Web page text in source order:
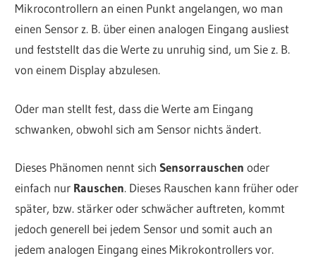
Mikrocontrollern an einen Punkt angelangen, wo man
einen Sensor z. B. über einen analogen Eingang ausliest
und feststellt das die Werte zu unruhig sind, um Sie z. B.
von einem Display abzulesen.
Oder man stellt fest, dass die Werte am Eingang
schwanken, obwohl sich am Sensor nichts ändert.
Dieses Phänomen nennt sichSensorrauschen oder
einfach nur Rauschen. Dieses Rauschen kann früher oder
später, bzw. stärker oder schwächer auftreten, kommt
jedoch generell bei jedem Sensor und somit auch an
jedem analogen Eingang eines Mikrokontrollers vor.